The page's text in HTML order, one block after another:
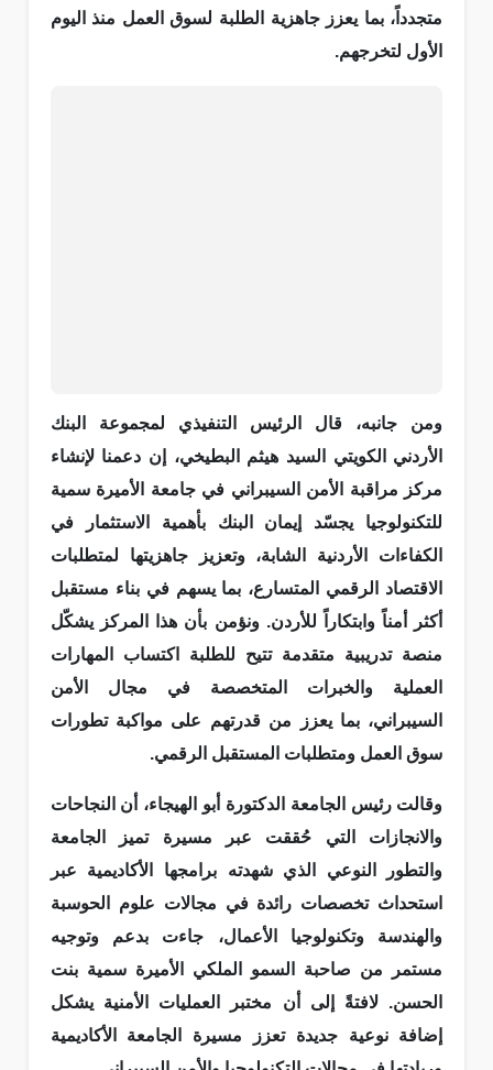
متجدداً، بما يعزز جاهزية الطلبة لسوق العمل منذ اليوم
الأول لتخرجهم.
ومن جانبه، قال الرئيس التنفيذي لمجموعة البنك
الأردني الكويتي السيد هيثم البطيخي، إن دعمنا لإنشاء
مركز مراقبة الأمن السيبراني في جامعة الأميرة سمية
للتكنولوجيا يجسّد إيمان البنك بأهمية الاستثمار في
الكفاءات الأردنية الشابة، وتعزيز جاهزيتها لمتطلبات
الاقتصاد الرقمي المتسارع، بما يسهم في بناء مستقبل
أكثر أمناً وابتكاراً للأردن. ونؤمن بأن هذا المركز يشكّل
منصة تدريبية متقدمة تتيح للطلبة اكتساب المهارات
العملية والخبرات المتخصصة في مجال الأمن
السيبراني، بما يعزز من قدرتهم على مواكبة تطورات
سوق العمل ومتطلبات المستقبل الرقمي.
وقالت رئيس الجامعة الدكتورة أبو الهيجاء، أن النجاحات
والانجازات التي حُققت عبر مسيرة تميز الجامعة
والتطور النوعي الذي شهدته برامجها الأكاديمية عبر
استحداث تخصصات رائدة في مجالات علوم الحوسبة
والهندسة وتكنولوجيا الأعمال، جاءت بدعم وتوجيه
مستمر من صاحبة السمو الملكي الأميرة سمية بنت
الحسن. لافتةً إلى أن مختبر العمليات الأمنية يشكل
إضافة نوعية جديدة تعزز مسيرة الجامعة الأكاديمية